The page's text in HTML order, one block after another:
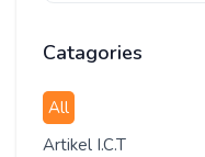
Catagories
All
Artikel I.C.T